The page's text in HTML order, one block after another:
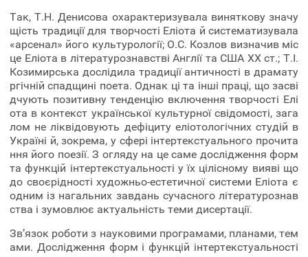
Так, Т.Н. Денисова охарактеризувала виняткову значу
щість традиції для творчості Еліота й систематизувала
«арсенал» його культурології; О.С. Козлов визначив міс
це Еліота в літературознавстві Англії та США ХХ ст.; Т.І.
Козимирська дослідила традиції античності в драмату
ргічній спадщині поета. Однак ці та інші праці, що засві
дчують позитивну тенденцію включення творчості Елі
ота в контекст української культурної свідомості, зага
лом не ліквідовують дефіциту еліотологічних студій в
Україні й, зокрема, у сфері інтертекстуального прочита
ння його поезії. З огляду на це саме дослідження форм
та функцій інтертекстуальності у їх цілісному вияві що
до своєрідності художньо-естетичної системи Еліота є
одним із нагальних завдань сучасного літературознав
ства і зумовлює актуальність теми дисертації.
Зв’язок роботи з науковими програмами, планами, тем
ами. Дослідження форм і функцій інтертекстуальності